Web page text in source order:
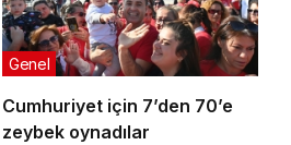
Cumhuriyet için 7’den 70’e
zeybek oynadılar
Genel